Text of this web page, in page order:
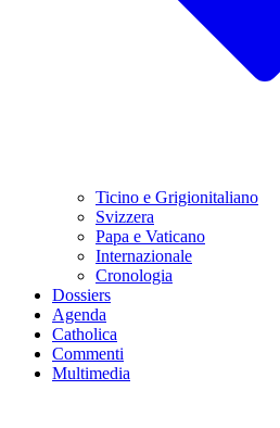
Ticino e Grigionitaliano
Svizzera
Papa e Vaticano
Internazionale
Cronologia
Dossiers
Agenda
Catholica
Commenti
Multimedia